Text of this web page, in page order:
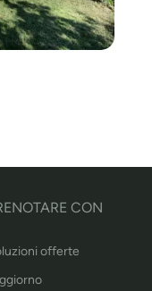
CON
offerte